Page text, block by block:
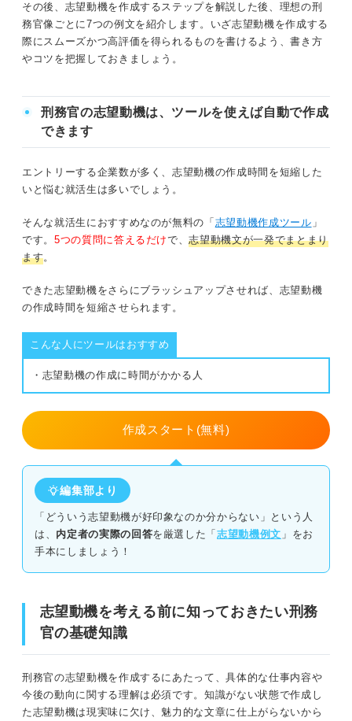
どんな配属先でも努力する意志があること
現場の大変さを踏まえて前向きに取り組め
ること
キャリアコンサルタント目線で解説！ 刑務官の志
望動機の作り方のコツは？
る際の注意点3選
①刑務官への憧れだけで終わらない
②刑務官ではなくても成し遂げられる目標
にしない
刑務官の志望動機では自分の思いをぶつけて熱意を
アピールしよう
その後、志望動機を作成するステップを解説した後、理想の刑
務官像ごとに7つの例文を紹介します。いざ志望動機を作成する
際にスムーズかつ高評価を得られるものを書けるよう、書き方
やコツを把握しておきましょう。
刑務官の志望動機は、ツールを使えば自動で作成
できます
エントリーする企業数が多く、志望動機の作成時間を短縮した
いと悩む就活生は多いでしょう。
そんな就活生におすすめなのが無料の「 志望動機作成ツール 」
です。 5つの質問に答えるだけで、志望動機文が一発でまとまり
ます。
できた志望動機をさらにブラッシュアップさせれば、志望動機
の作成時間を短縮させられます。
こんな人にツールはおすすめ
・志望動機の作成に時間がかかる人
作成スタート(無料)
編集部より
「どういう志望動機が好印象なのか分からない」という人
は、 内定者の実際の回答を厳選した「志望動機例文 」をお
手本にしましょう！
志望動機を考える前に知っておきたい刑務
官の基礎知識
刑務官の志望動機を作成するにあたって、具体的な仕事内容や
今後の動向に関する理解は必須です。知識がない状態で作成し
た志望動機は現実味に欠け、魅力的な文章に仕上がらないから
①正義感が強い
②立ち直ろうとする人を支えられる
③体力に自信がある
まずはここから！ 刑務官の志望動機を考える4ステップ
①刑務官を目指すきっかけになったエピソードを振り返る
③求められる人物像と一致する自分の経験や能力を見出す
①非行に走ってしまった人々に手を差し伸べたい
②同世代の更生をサポートしたい
③受刑者の心の支えになりたい
④受刑者のストレスや不安を軽減したい
⑤受刑者の社会復帰をサポートしたい
⑥再犯率の低下に貢献したい
刑務官の志望動機で高評価を得るためにアピールしたいポ
イント
どんな配属先でも努力する意志があること
現場の大変さを踏まえて前向きに取り組めること